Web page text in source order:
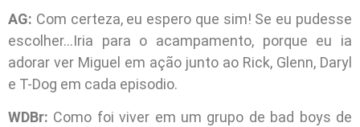
AG: Com certeza, eu espero que sim! Se eu pudesse
escolher…Iria para o acampamento, porque eu ia
adorar ver Miguel em ação junto ao Rick, Glenn, Daryl
e T-Dog em cada episodio.
WDBr: Como foi viver em um grupo de bad boys de